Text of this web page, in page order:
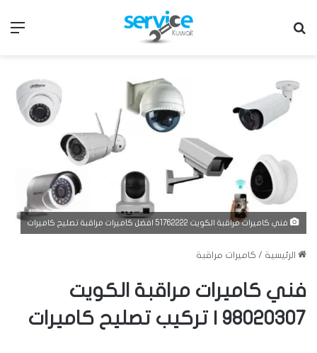
فني كاميرات مراقبة الكويت 51762222 افضل كاميرات مراقبة تصليح كاميرات
الرئيسية / كاميرات مراقبة
فني كاميرات مراقبة الكويت
98020307 | تركيب تصليح كاميرات